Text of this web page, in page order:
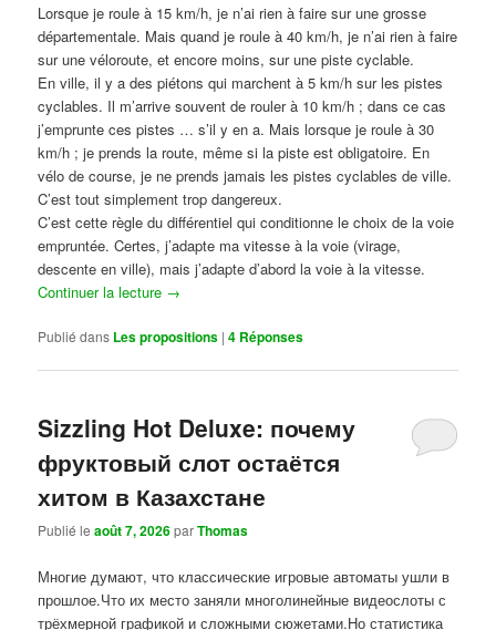
Lorsque je roule à 15 km/h, je n’ai rien à faire sur une grosse
départementale. Mais quand je roule à 40 km/h, je n’ai rien à faire
sur une véloroute, et encore moins, sur une piste cyclable.
En ville, il y a des piétons qui marchent à 5 km/h sur les pistes
cyclables. Il m’arrive souvent de rouler à 10 km/h ; dans ce cas
j’emprunte ces pistes … s’il y en a. Mais lorsque je roule à 30
km/h ; je prends la route, même si la piste est obligatoire. En
vélo de course, je ne prends jamais les pistes cyclables de ville.
C’est tout simplement trop dangereux.
C’est cette règle du différentiel qui conditionne le choix de la voie
empruntée. Certes, j’adapte ma vitesse à la voie (virage,
descente en ville), mais j’adapte d’abord la voie à la vitesse.
Continuer la lecture →
Publié dans Les propositions |4 Réponses
Sizzling Hot Deluxe: почему
фруктовый слот остаётся
хитом в Казахстане
Publié leaoût 7, 2026parThomas
Многие думают, что классические игровые автоматы ушли в
прошлое.Что их место заняли многолинейные видеослоты с
трёхмерной графикой и сложными сюжетами.Но статистика